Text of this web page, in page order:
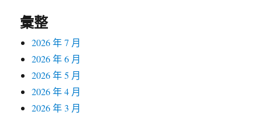
彙整
2026 年 7 月
2026 年 6 月
2026 年 5 月
2026 年 4 月
2026 年 3 月